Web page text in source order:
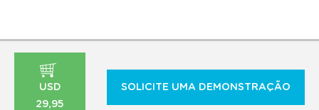
USD
29,95
SOLICITE UMA DEMONSTRAÇÃO